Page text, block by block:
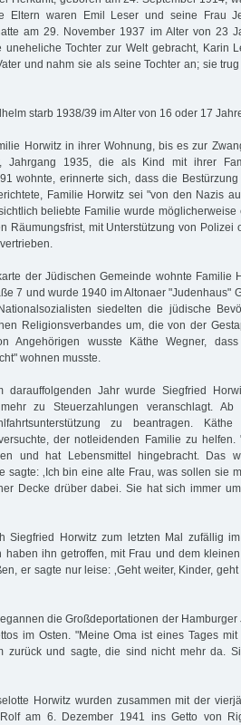
Eltern waren Emil Leser und seine Frau
am 29. November 1937 im Alter von 23
uneheliche Tochter zur Welt gebracht, Karin
und nahm sie als seine Tochter an; sie
starb 1938/39 im Alter von 16 oder 17
Horwitz in ihrer Wohnung, bis es zur
Jahrgang 1935, die als Kind mit ihrer
wohnte, erinnerte sich, dass die
Familie Horwitz sei "von den Nazis
beliebte Familie wurde möglicherweise
Räumungsfrist, mit Unterstützung von Polizei
der Jüdischen Gemeinde wohnte Familie
7 und wurde 1940 im Altonaer "Judenhaus"
siedelten die jüdische
Religionsverbandes um, die von der
Angehörigen wusste Käthe Wegner,
wohnen musste.
darauffolgenden Jahr wurde Siegfried
zu Steuerzahlungen veranschlagt.
zu beantragen. Käthe
der notleidenden Familie zu helfen.
und hat Lebensmittel hingebracht. Das
sagte: ‚Ich bin eine alte Frau, was sollen sie
Decke drüber dabei. Sie hat sich immer
Siegfried Horwitz zum letzten Mal zufällig
haben ihn getroffen, mit Frau und dem
er sagte nur leise: ‚Geht weiter, Kinder,
die Großdeportationen der
im Osten. "Meine Oma ist eines Tages
zurück und sagte, die sind nicht mehr da.
Horwitz wurden zusammen mit der
am 6. Dezember 1941 ins Getto von